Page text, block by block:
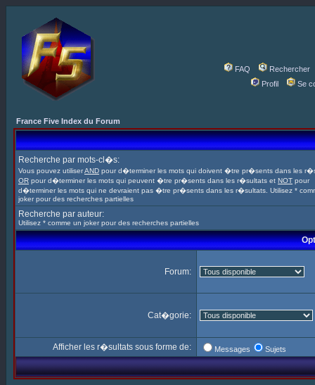
FAQ
Rechercher
Profil
Se
France Five Index du Forum
Recherche par mots-cl�s:
Vous pouvez utiliserAND pour d�terminer les mots qui doivent �tre pr�sents dans les
OR pour d�terminer les mots qui peuvent �tre pr�sents dans les r�sultats et NOT pour
d�terminer les mots qui ne devraient pas �tre pr�sents dans les r�sultats. Utilisez *
joker pour des recherches partielles
Recherche par auteur:
Utilisez * comme un joker pour des recherches partielles
Forum:
Cat�gorie:
Afficher les r�sultats sous forme de: Messages Sujets